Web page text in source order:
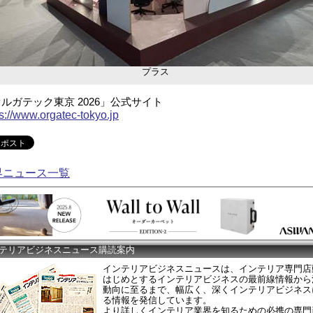
プラス
ガテック東京 2026」公式サイト
www.orgatec-tokyo.jp
ニュース一覧
リアビジネスニュース購読案内
インテリアビジネスニュースは、インテリア専門
はじめとするインテリアビジネスの最前線情報か
動向に至るまで、幅広く、深くインテリアビジネ
る情報を発信しています。
より詳しくインテリア業界を知るための必携の専